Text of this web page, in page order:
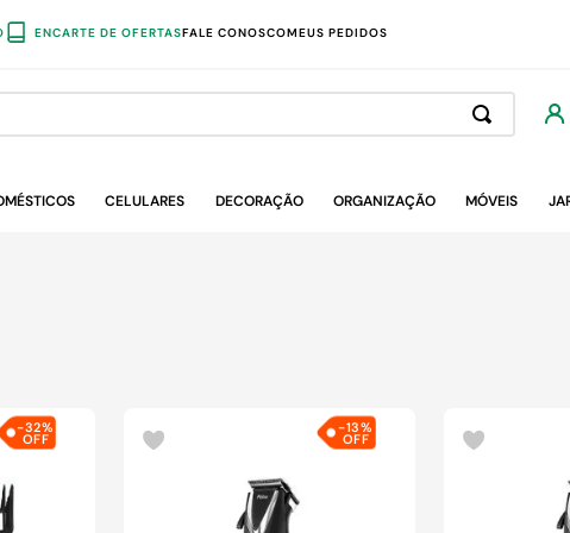
ENCARTE DE OFERTASFALE CONOSCOMEUS PEDIDOS
CELULARES DECORAÇÃO ORGANIZAÇÃO MÓVEIS
-32% -13%